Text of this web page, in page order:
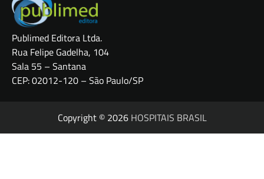
Publimed Editora Ltda.
Rua Felipe Gadelha, 104
Sala 55 – Santana
CEP: 02012-120 – São Paulo/SP
Copyright © 2026 HOSPITAIS BRASIL